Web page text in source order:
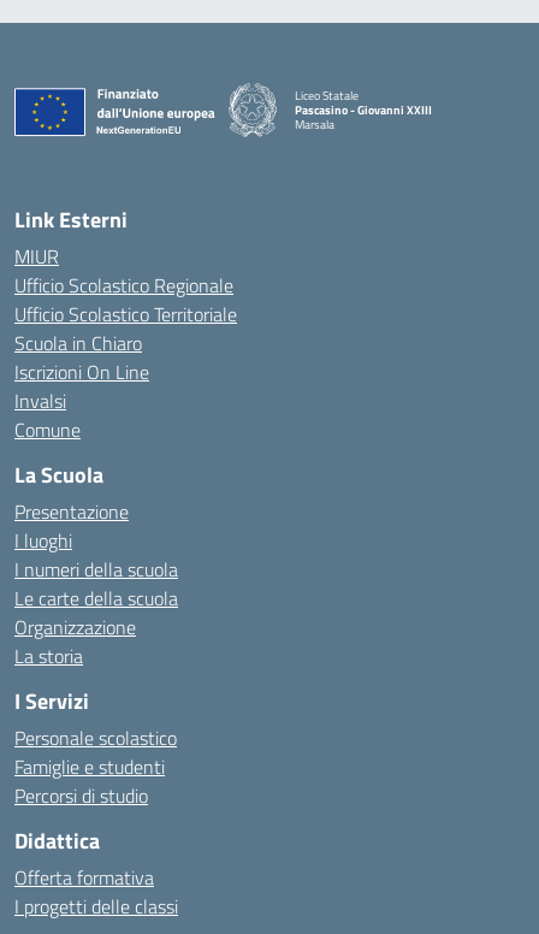
Liceo Statale
Pascasino - Giovanni XXIII
Marsala
Link Esterni
MIUR
Ufficio Scolastico Regionale
Ufficio Scolastico Territoriale
Scuola in Chiaro
Iscrizioni On Line
Invalsi
Comune
La Scuola
Presentazione
I luoghi
I numeri della scuola
Le carte della scuola
Organizzazione
La storia
I Servizi
Personale scolastico
Famiglie e studenti
Percorsi di studio
Didattica
Offerta formativa
I progetti delle classi